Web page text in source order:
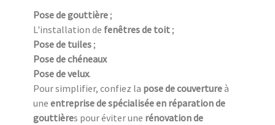
Pose de gouttière;
L'installation de fenêtres de toit;
Pose de tuiles;
Pose de chéneaux
Pose de velux.
Pour simplifier, confiez la pose de couvertureà
une entreprise de spécialisée en réparation de
gouttières pour éviter une rénovation de